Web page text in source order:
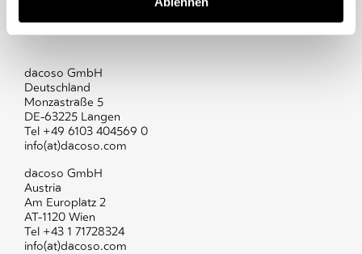
Contact and addresses
dacoso GmbH
Deutschland
Monzastraße 5
DE-63225 Langen
Tel +49 6103 404569 0
info(at)dacoso.com
dacoso GmbH
Austria
Am Europlatz 2
AT-1120 Wien
Tel +43 1 71728324
info(at)dacoso.com